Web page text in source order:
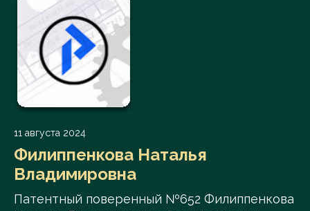
11 августа 2024
Филиппенкова Наталья
Владимировна
Патентный поверенный №652 Филиппенкова